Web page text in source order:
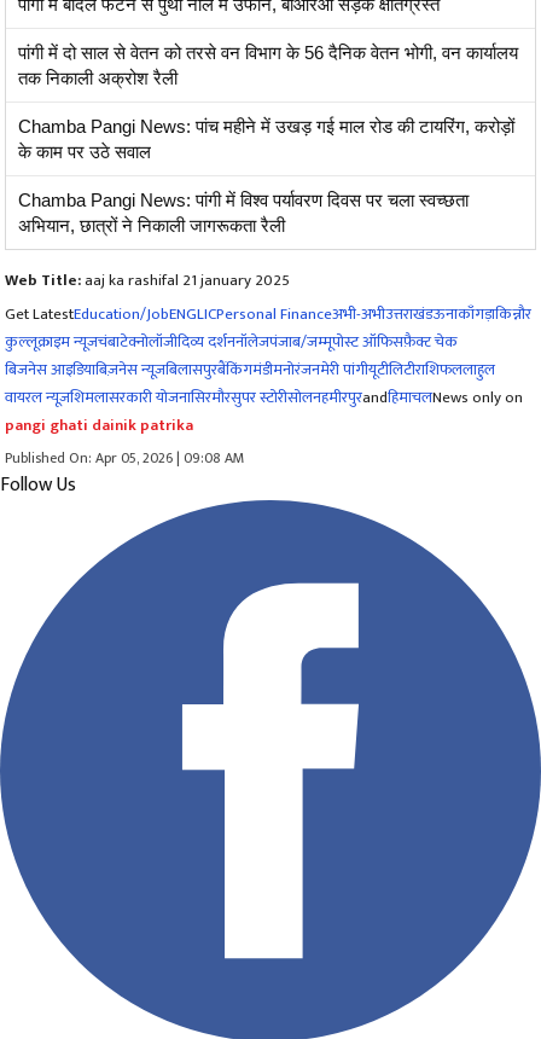
पांगी में दो साल से वेतन को तरसे वन विभाग के 56 दैनिक वेतन भोगी, वन कार्यालय
तक निकाली अक्रोश रैली
Chamba Pangi News: पांच महीने में उखड़ गई माल रोड की टायरिंग, करोड़ों
के काम पर उठे सवाल
Chamba Pangi News: पांगी में विश्व पर्यावरण दिवस पर चला स्वच्छता
अभियान, छात्रों ने निकाली जागरूकता रैली
Web Title:aaj ka rashifal 21 january 2025
Get LatestEducation/JobENGLICPersonal Financeअभी-अभीउत्तराखंडऊनाकाँगड़ाकिन्नौर
कुल्लूक्राइम न्यूजचंबाटेक्नोलॉजीदिव्य दर्शननॉलेजपंजाब/जम्मूपोस्ट ऑफिसफ़ैक्ट चेक
बिजनेस आइडियाबिज़नेस न्यूज़बिलासपुरबैंकिंगमंडीमनोरंजनमेरी पांगीयूटीलिटीराशिफललाहुल
वायरल न्यूज़शिमलासरकारी योजनासिरमौरसुपर स्टोरीसोलनहमीरपुरandहिमाचलNews only on
pangi ghati dainik patrika
Published On: Apr 05, 2026 | 09:08 AM
Follow Us